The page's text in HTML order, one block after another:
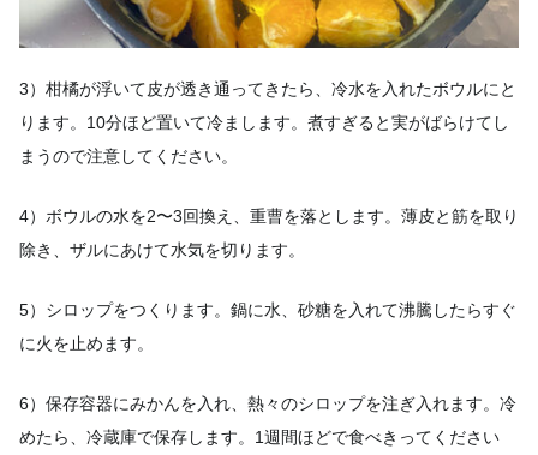
3）柑橘が浮いて皮が透き通ってきたら、冷水を入れたボウルにと
ります。10分ほど置いて冷まします。煮すぎると実がばらけてし
まうので注意してください。
4）ボウルの水を2〜3回換え、重曹を落とします。薄皮と筋を取り
除き、ザルにあけて水気を切ります。
5）シロップをつくります。鍋に水、砂糖を入れて沸騰したらすぐ
に火を止めます。
6）保存容器にみかんを入れ、熱々のシロップを注ぎ入れます。冷
めたら、冷蔵庫で保存します。1週間ほどで食べきってください